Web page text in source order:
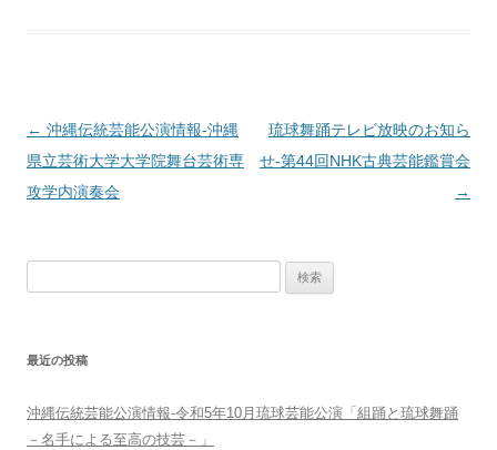
投
稿
ナ
← 沖縄伝統芸能公演情報‐沖縄
県立芸術大学大学院舞台芸術専
攻学内演奏会
琉球舞踊テレビ放映のお知ら
せ‐第44回NHK古典芸能鑑賞会
→
最近の投稿
沖縄伝統芸能公演情報-令和5年10月琉球芸能公演「組踊と琉球舞踊
－名手による至高の技芸－」